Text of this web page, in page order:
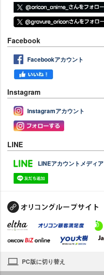
Facebook
Facebookアカウント
Instagram
Instagramアカウント
LINE
LINEアカウントメディア
PC版に切り替え